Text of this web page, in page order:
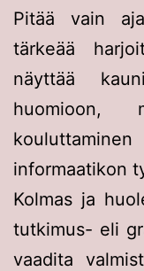
Pitää vain
tärkeää
näyttää
huomioon,
informaatikon
Kolmas ja
tutkimus- eli
vaadita